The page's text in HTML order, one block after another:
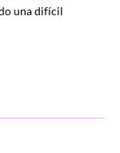
una difícil